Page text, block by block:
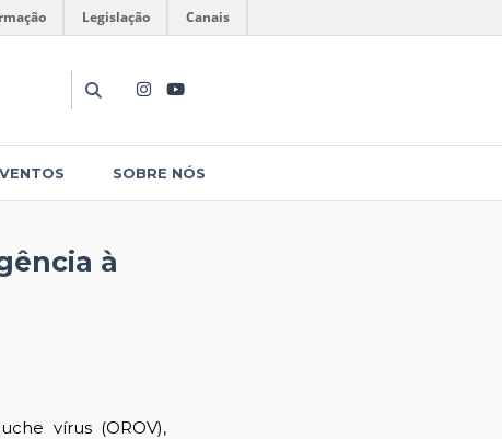
Legislação Canais
SOBRE NÓS
à
vírus (OROV),